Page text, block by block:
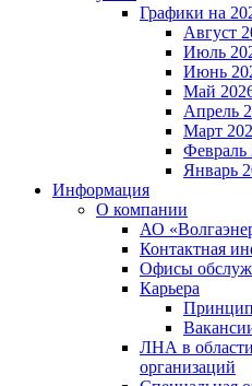
Графики на
Август
Июль
Июнь
Май
Апрель
Март
Февраль
Январь
Информация
О компании
АО
Контактная
Офисы
Карьера
ЛНА в
организаций